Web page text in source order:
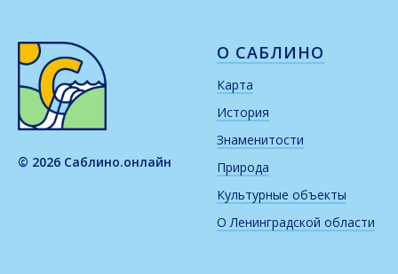
© 2026 Саблино.онлайн
О САБЛИНО
Карта
История
Знаменитости
Природа
Культурные объекты
О Ленинградской области